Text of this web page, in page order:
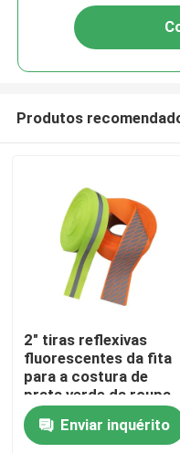
Casa
Produtos
2" tiras reflexivas
fluorescentes da fita
para a costura de
prata verde da roupa
das escadas na
bagagemEnviar inquérito